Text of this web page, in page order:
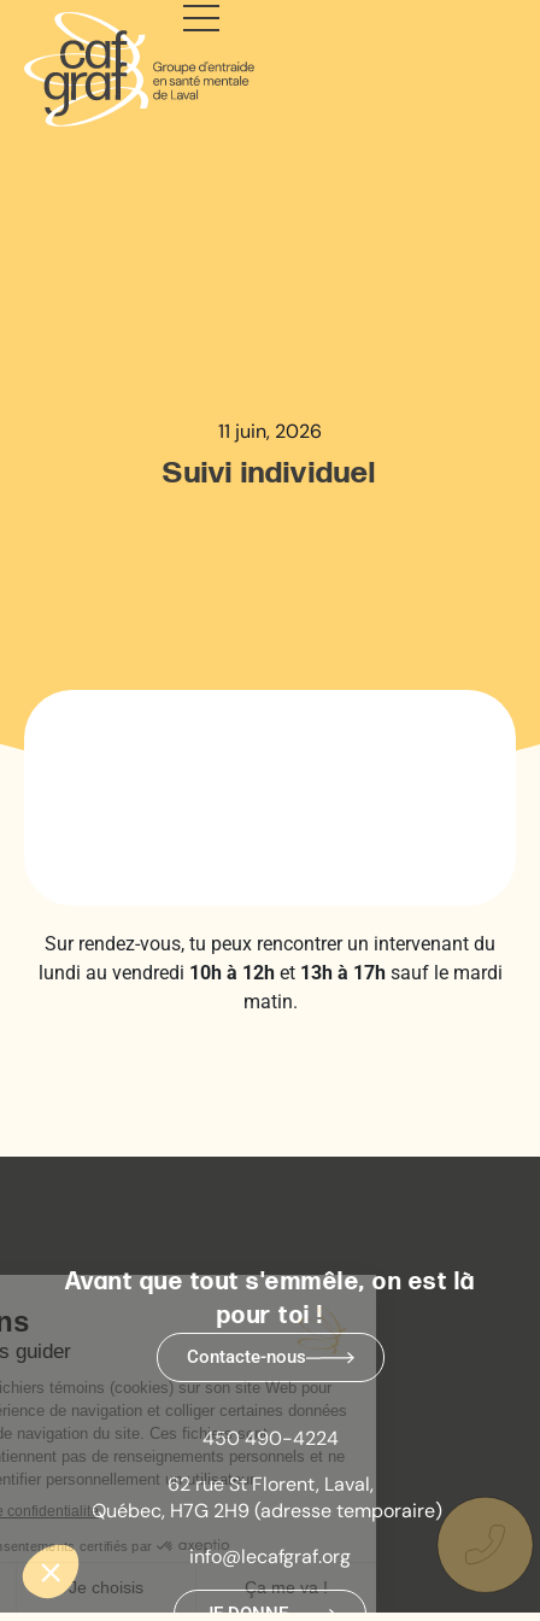
11 juin, 2026
Suivi individuel
Sur rendez-vous, tu peux rencontrer un intervenant du
lundi au vendredi 10h à 12het 13h à 17hsauf le mardi
matin.
Avant que tout s'emmêle, on est là
pour toi !
Contacte-nous
450 490-4224
62 rue St Florent, Laval,
Québec, H7G 2H9 (adresse temporaire)
info@lecafgraf.org
JE DONNE